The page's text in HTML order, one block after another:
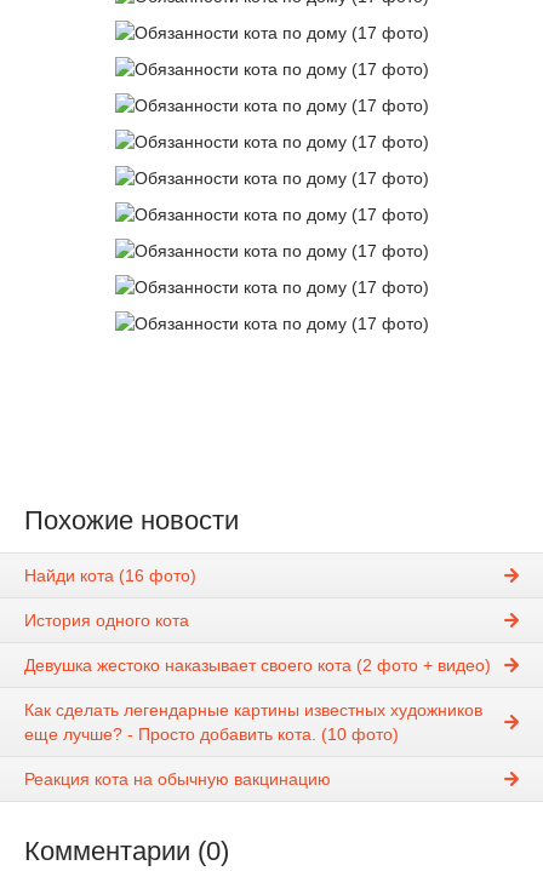
Похожие новости
Найди кота (16 фото)
История одного кота
Девушка жестоко наказывает своего кота (2 фото + видео)
Как сделать легендарные картины известных художников
еще лучше? - Просто добавить кота. (10 фото)
Реакция кота на обычную вакцинацию
Комментарии (0)